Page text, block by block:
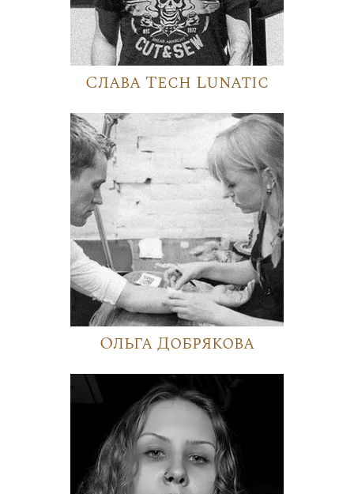
Слава Tech Lunatic
Ольга Добрякова